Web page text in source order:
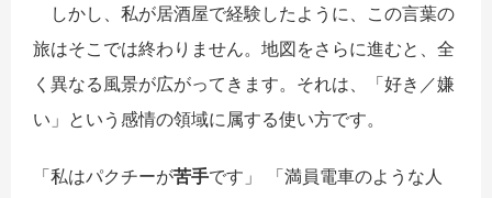
しかし、私が居酒屋で経験したように、この言葉の
旅はそこでは終わりません。地図をさらに進むと、全
く異なる風景が広がってきます。それは、「好き／嫌
い」という感情の領域に属する使い方です。
「私はパクチーが苦手です」 「満員電車のような人